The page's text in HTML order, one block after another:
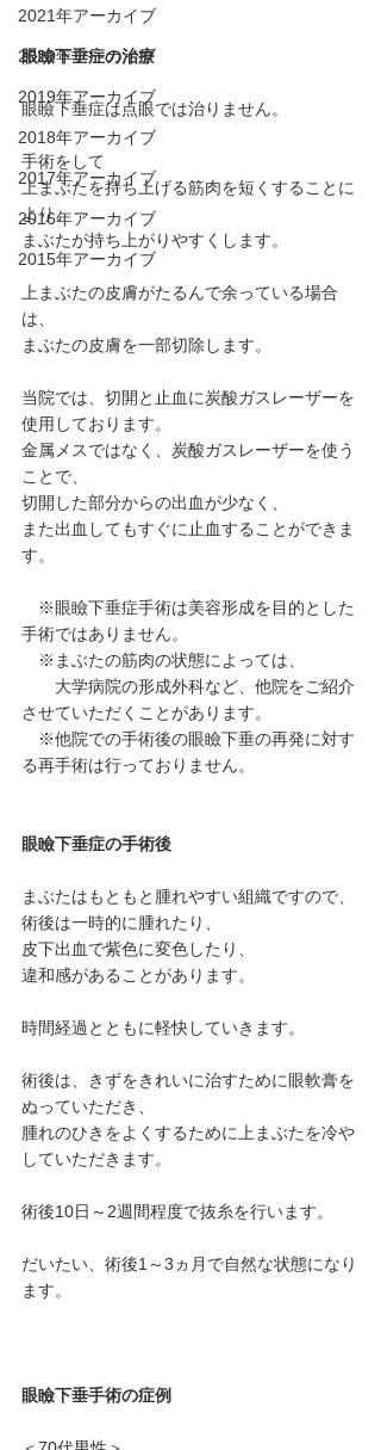
2021年アーカイブ
2020年アーカイブ
2019年アーカイブ
2018年アーカイブ
2017年アーカイブ
2016年アーカイブ
2015年アーカイブ
眼瞼下垂症の治療
眼瞼下垂症は点眼では治りません。
手術をして
上まぶたを持ち上げる筋肉を短くすることに
より、
まぶたが持ち上がりやすくします。
上まぶたの皮膚がたるんで余っている場合
は、
まぶたの皮膚を一部切除します。
当院では、切開と止血に炭酸ガスレーザーを
使用しております。
金属メスではなく、炭酸ガスレーザーを使う
ことで、
切開した部分からの出血が少なく、
また出血してもすぐに止血することができま
す。
※眼瞼下垂症手術は美容形成を目的とした
手術ではありません。
※まぶたの筋肉の状態によっては、
大学病院の形成外科など、他院をご紹介
させていただくことがあります。
※他院での手術後の眼瞼下垂の再発に対す
る再手術は行っておりません。
眼瞼下垂症の手術後
まぶたはもともと腫れやすい組織ですので、
術後は一時的に腫れたり、
皮下出血で紫色に変色したり、
違和感があることがあります。
時間経過とともに軽快していきます。
術後は、きずをきれいに治すために眼軟膏を
ぬっていただき、
腫れのひきをよくするために上まぶたを冷や
していただきます。
術後10日～2週間程度で抜糸を行います。
だいたい、術後1～3ヵ月で自然な状態になり
ます。
眼瞼下垂手術の症例